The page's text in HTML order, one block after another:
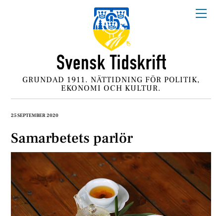
GRUNDAD 1911. NÄTTIDNING FÖR POLITIK,
EKONOMI OCH KULTUR.
25 SEPTEMBER 2020
Samarbetets parlör